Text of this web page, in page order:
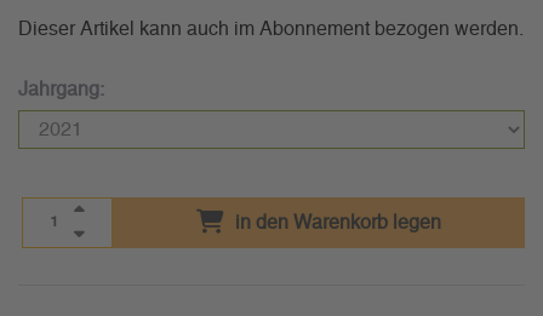
Dieser Artikel kann auch im Abonnement bezogen werden.
Jahrgang:
in den Warenkorb legen